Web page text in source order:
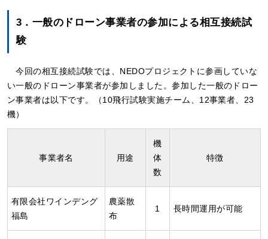
3．一般のドローン事業者の参加による相互接続試
験
今回の相互接続試験では、NEDOプロジェクトに参画していな
い一般のドローン事業者が参加しました。参加した一般のドロー
ン事業者は以下です。（10飛行試験実施チーム、12事業者、23
機）
事業者名 用途
機
体
数
特徴
有限会社ワインデング
福島
農薬散
布
1 長時間運用が可能